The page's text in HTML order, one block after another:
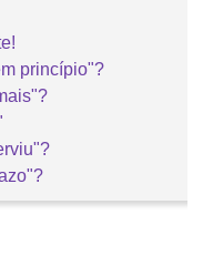
princípio"?